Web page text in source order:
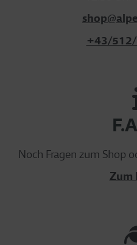
+43/
Noch Fragen zum Shop
Zum